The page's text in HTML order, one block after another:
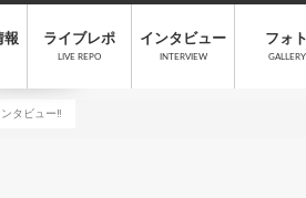
報 ライブレポ
LIVE REPO
インタビュー
INTERVIEW
フォト
GALLERY
タビュー‼